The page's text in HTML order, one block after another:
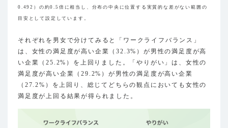
0.492）の約0.5倍に相当し、分布の中央に位置する実質的な差がない範囲の
目安として設定しています。
それぞれを男女で分けてみると「ワークライフバランス」
は、女性の満足度が高い企業（32.3%）が男性の満足度が高
い企業（25.2%）を上回りました。「やりがい」は、女性の
満足度が高い企業（29.2%）が男性の満足度が高い企業
（27.2%）を上回り、総じてどちらの観点においても女性の
満足度が上回る結果が得られました。